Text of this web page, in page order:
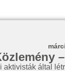
aktivisták által